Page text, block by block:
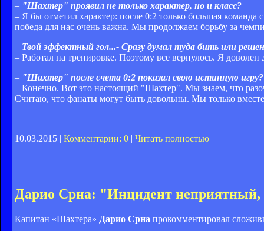
– "Шахтер" проявил не только характер, но и класс?
– Я бы отметил характер: после 0:2 только большая
победа для нас очень важна. Мы продолжаем борьбу за
– Твой эффектный гол...- Сразу думал туда бить или
– Работал на тренировке. Поэтому все вернулось. Я
– "Шахтер" после счета 0:2 показал свою истинную игру?
– Конечно. Вот это настоящий "Шахтер". Мы знаем, что
Считаю, что фанаты могут быть довольны. Мы только
10.03.2015 | Комментарии: 0 | Читать полностью
Дарио Срна: "Инцидент
Капитан «Шахтера» Дарио Срна прокомментировал